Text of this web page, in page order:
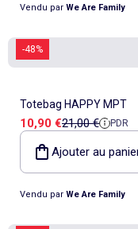
Vendu par We Are Family
-48%
Totebag HAPPY MPT
Prix de vente
10,90 €Prix de
21,00 € PDR
Ajouter au
Vendu par We Are Family